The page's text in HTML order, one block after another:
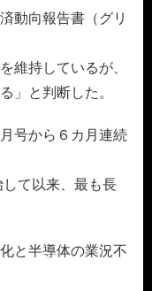
動向報告書（グリ
維持しているが、
」と判断した。
号から６カ月連続
て以来、最も長
と半導体の業況不